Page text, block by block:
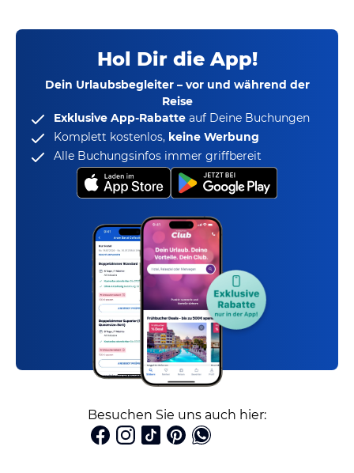
Hol Dir die App!
Dein Urlaubsbegleiter – vor und während der
Reise
Exklusive App-Rabatte auf Deine Buchungen
Komplett kostenlos, keine Werbung
Alle Buchungsinfos immer griffbereit
Besuchen Sie uns auch hier: